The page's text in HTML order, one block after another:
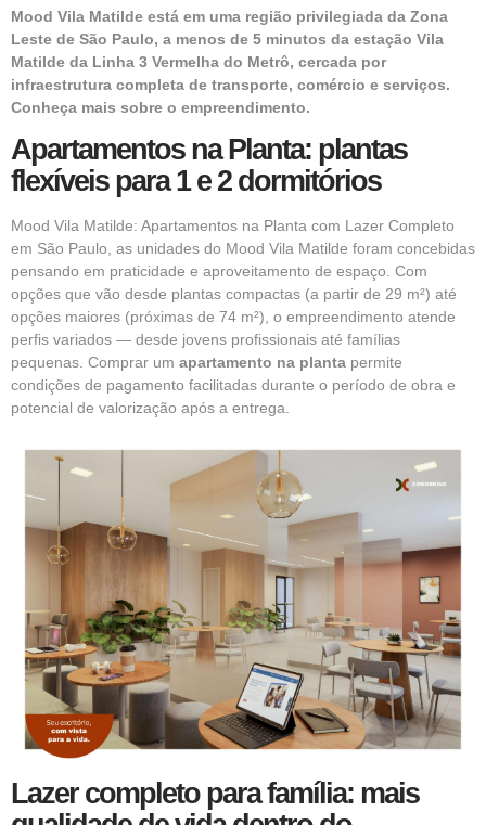
Mood Vila Matilde está em uma região privilegiada da Zona
Leste de São Paulo, a menos de 5 minutos da estação Vila
Matilde da Linha 3 Vermelha do Metrô, cercada por
infraestrutura completa de transporte, comércio e serviços.
Conheça mais sobre o empreendimento.
Apartamentos na Planta: plantas
flexíveis para 1 e 2 dormitórios
Mood Vila Matilde: Apartamentos na Planta com Lazer Completo
em São Paulo, as unidades do Mood Vila Matilde foram concebidas
pensando em praticidade e aproveitamento de espaço. Com
opções que vão desde plantas compactas (a partir de 29 m²) até
opções maiores (próximas de 74 m²), o empreendimento atende
perfis variados — desde jovens profissionais até famílias
pequenas. Comprar um apartamento na planta permite
condições de pagamento facilitadas durante o período de obra e
potencial de valorização após a entrega.
Lazer completo para família: mais